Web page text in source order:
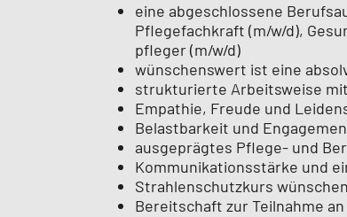
eine abgeschlossene
Pflegefachkraft (m/w/d),
pfleger (m/w/d)
wünschenswert ist eine
strukturierte Arbeitsweise
Empathie, Freude und
Belastbarkeit und
ausgeprägtes Pflege- und
Kommunikationsstärke und
Strahlenschutzkurs
Bereitschaft zur Teilnahme